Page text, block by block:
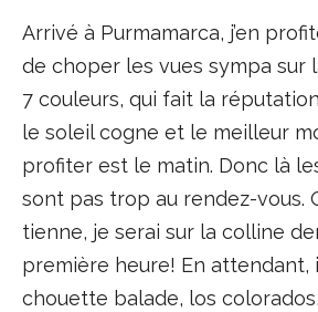
Arrivé à Purmamarca, j’en
de choper les vues sympa sur
7 couleurs, qui fait la
le soleil cogne et le meilleur
profiter est le matin. Donc là
sont pas trop au rendez-vous.
tienne, je serai sur la colline
première heure! En attendant,
chouette balade, los